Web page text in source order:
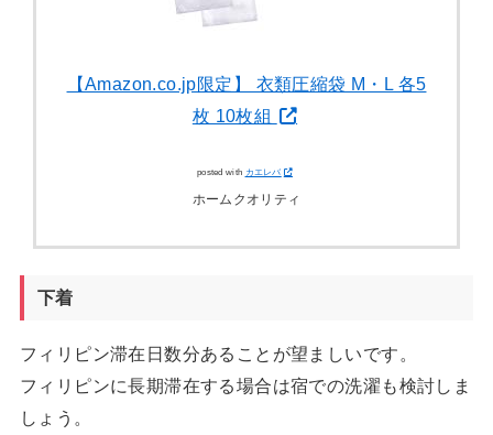
【Amazon.co.jp限定】 衣類圧縮袋 M・L 各5
枚 10枚組
posted with カエレバ
ホームクオリティ
下着
フィリピン滞在日数分あることが望ましいです。
フィリピンに長期滞在する場合は宿での洗濯も検討しま
しょう。